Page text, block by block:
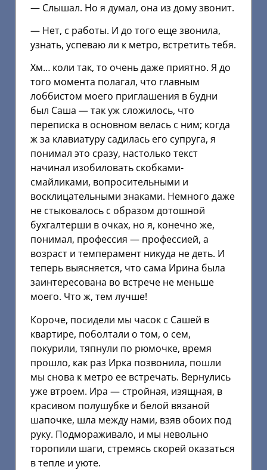
— Слышал. Но я думал, она из дому звонит.
— Нет, с работы. И до того еще звонила,
узнать, успеваю ли к метро, встретить тебя.
Хм… коли так, то очень даже приятно. Я до
того момента полагал, что главным
лоббистом моего приглашения в будни
был Саша — так уж сложилось, что
переписка в основном велась с ним; когда
ж за клавиатуру садилась его супруга, я
понимал это сразу, настолько текст
начинал изобиловать скобками-
смайликами, вопросительными и
восклицательными знаками. Немного даже
не стыковалось с образом дотошной
бухгалтерши в очках, но я, конечно же,
понимал, профессия — профессией, а
возраст и темперамент никуда не деть. И
теперь выясняется, что сама Ирина была
заинтересована во встрече не меньше
моего. Что ж, тем лучше!
Короче, посидели мы часок с Сашей в
квартире, поболтали о том, о сем,
покурили, тяпнули по рюмочке, время
прошло, как раз Ирка позвонила, пошли
мы снова к метро ее встречать. Вернулись
уже втроем. Ира — стройная, изящная, в
красивом полушубке и белой вязаной
шапочке, шла между нами, взяв обоих под
руку. Подмораживало, и мы невольно
торопили шаги, стремясь скорей оказаться
в тепле и уюте.